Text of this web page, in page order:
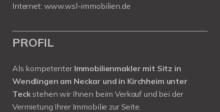
Internet: www.wsl-immobilien.de
PROFIL
Als kompetenter Immobilienmakler mit Sitz in
Wendlingen am Neckar und in Kirchheim unter
Teckstehen wir Ihnen beim Verkauf und bei der
Vermietung Ihrer Immobilie zur Seite.